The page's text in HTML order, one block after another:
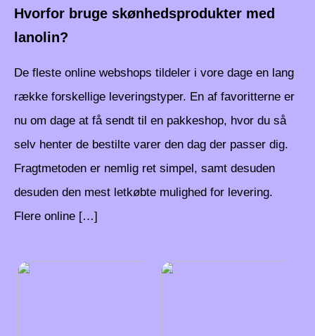
Hvorfor bruge skønhedsprodukter med
lanolin?
De fleste online webshops tildeler i vore dage en lang
række forskellige leveringstyper. En af favoritterne er
nu om dage at få sendt til en pakkeshop, hvor du så
selv henter de bestilte varer den dag der passer dig.
Fragtmetoden er nemlig ret simpel, samt desuden
desuden den mest letkøbte mulighed for levering.
Flere online […]